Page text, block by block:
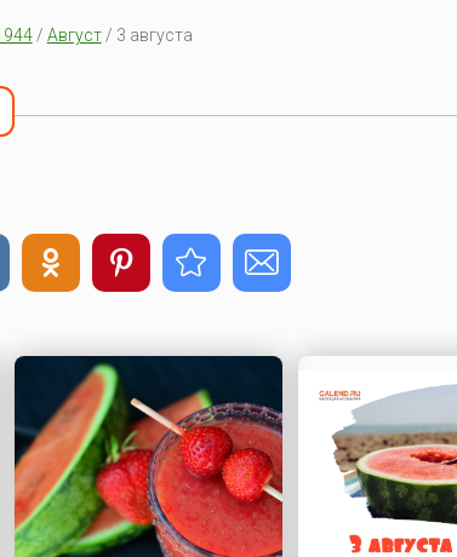
/ Август/ 3 августа